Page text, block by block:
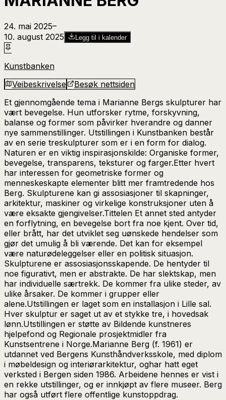
24. mai 2025–​
10. august 2025
Legg til i kalender
Kunstbanken
Veibeskrivelse
Besøk nettsiden
Et gjennomgående tema i Marianne Bergs skulpturer har
vært bevegelse. Hun utforsker rytme, forskyvning,
balanse og former som påvirker hverandre og danner
nye sammenstillinger. Utstillingen i Kunstbanken består
av en serie treskulpturer som er i en form for dialog.
Naturen er en viktig inspirasjonskilde: Organiske former,
bevegelse, transparens, teksturer og farger.Etter hvert
har interessen for geometriske former og
menneskeskapte elementer blitt mer framtredende hos
Berg. Skulpturene kan gi assosiasjoner til skapninger,
arkitektur, maskiner og virkelige konstruksjoner uten å
være eksakte gjengivelser.Tittelen Et annet sted antyder
en forflytning, en bevegelse bort fra noe kjent. Over tid,
eller brått, har det utviklet seg uønskede hendelser som
gjør det umulig å bli værende. Det kan for eksempel
være naturødeleggelser eller en politisk situasjon.
Skulpturene er assosiasjonsskapende. De hentyder til
noe figurativt, men er abstrakte. De har slektskap, men
har individuelle særtrekk. De kommer fra ulike steder, av
ulike årsaker. De kommer i grupper eller
alene.Utstillingen er laget som en installasjon i Lille sal.
Hver skulptur er saget ut av et stykke tre, i hovedsak
lønn.Utstillingen er støtte av Bildende kunstneres
hjelpefond og Regionale prosjektmidler fra
Kunstsentrene i Norge.Marianne Berg (f. 1961) er
utdannet ved Bergens Kunsthåndverksskole, med diplom
i møbeldesign og interiørarkitektur, oghar hatt eget
verksted i Bergen siden 1986. Arbeidene hennes er vist i
en rekke utstillinger, og er innkjøpt av flere museer. Berg
har også utført flere offentlige kunstoppdrag.